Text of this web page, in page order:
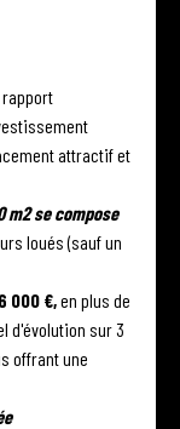
attractif et
m2 se compose
loués (sauf un
000 €,en plus de
d'évolution sur 3
offrant une